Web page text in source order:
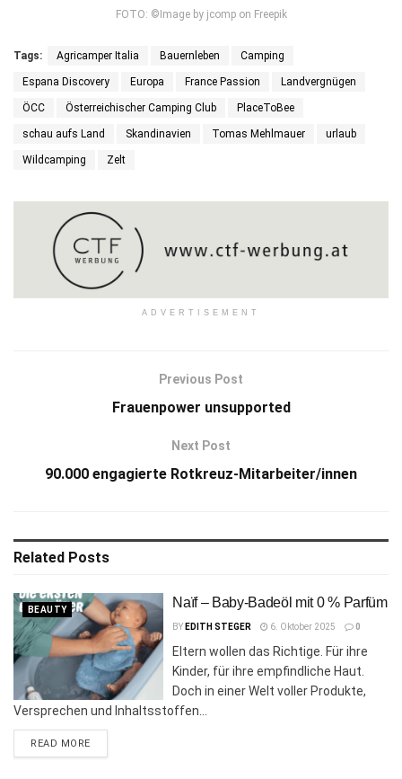
FOTO: ©Image by jcomp on Freepik
Tags: Agricamper Italia Bauernleben Camping
Espana Discovery Europa France Passion Landvergnügen
ÖCC Österreichischer Camping Club PlaceToBee
schau aufs Land Skandinavien Tomas Mehlmauer urlaub
Wildcamping Zelt
ADVERTISEMENT
Previous Post
Frauenpower unsupported
Next Post
90.000 engagierte Rotkreuz-Mitarbeiter/innen
Related Posts
BEAUTY Naïf – Baby-Badeöl mit 0 % Parfüm
BY EDITH STEGER 6. Oktober 2025 0
Eltern wollen das Richtige. Für ihre
Kinder, für ihre empfindliche Haut.
Doch in einer Welt voller Produkte,
Versprechen und Inhaltsstoffen...
READ MOREDETAILS